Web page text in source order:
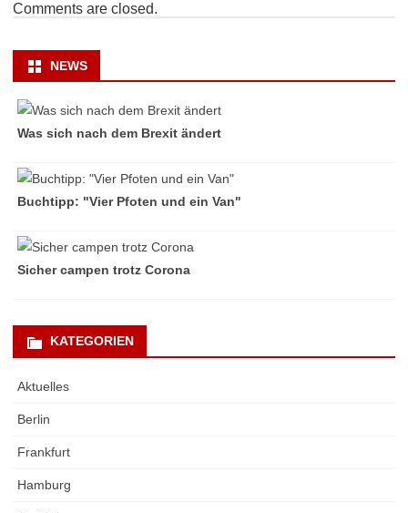
Comments are closed.
NEWS
Was sich nach dem Brexit ändert
Buchtipp: "Vier Pfoten und ein Van"
Sicher campen trotz Corona
KATEGORIEN
Aktuelles
Berlin
Frankfurt
Hamburg